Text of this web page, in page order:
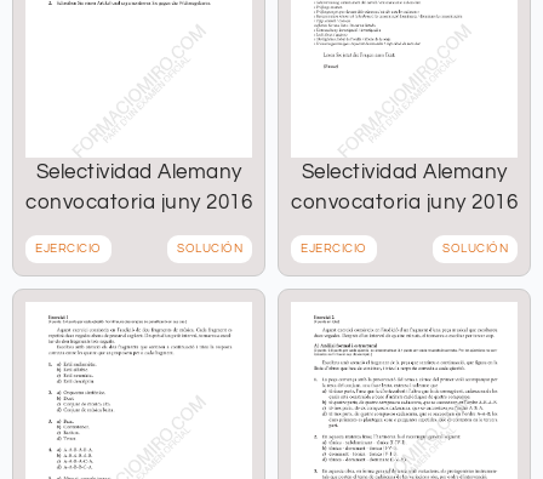
Selectividad Alemany
convocatoria juny 2016
EJERCICIO SOLUCIÓN
Selectividad Alemany
convocatoria juny 2016
EJERCICIO SOLUCIÓN